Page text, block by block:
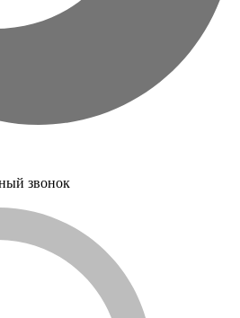
звонок